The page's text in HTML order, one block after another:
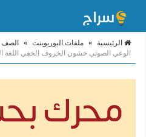
الرئيسية » ملفات البوربوينت » الصف
الوعي الصوتي خشون الخروف الخفي اللغة